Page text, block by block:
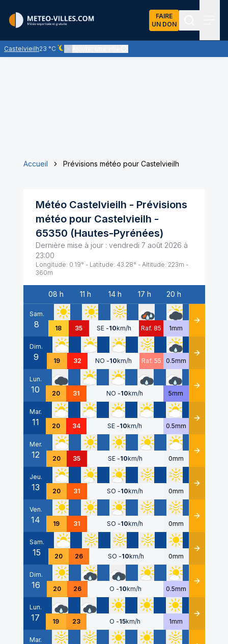
FAIRE
UN DON
Castelvieilh23 °C
Ciel dégagé - quasiment pas de nuages
Accueil Prévisions météo pour Castelvieilh
Météo Castelvieilh - Prévisions
météo pour Castelvieilh -
65350 (Hautes-Pyrénées)
Dernière mise à jour : vendredi 7 août 2026 à
23:00
Longitude: 0.19° - Latitude: 43.28° - Altitude: 223m -
360m
Date
08 h 11 h 14 h 17 h 20 h
Sam.
8 18 35 SE -10km/h Raf. 85 1mm Détails
Dim.
9 19 32 NO -10km/h Raf. 55 0.5mm Détails
Lun.
10 20 31 NO -10km/h 5mm Détails
Mar.
11 20 34 SE -10km/h 0.5mm Détails
Mer.
12 20 35 SE -10km/h 0mm Détails
Jeu.
13 20 31 SO -10km/h 0mm Détails
Ven.
14 19 31 SO -10km/h 0mm Détails
Sam.
15 20 26 SO -10km/h 0mm Détails
Dim.
16 20 26 O -10km/h 0.5mm Détails
Lun.
17 19 23 O -15km/h 1mm Détails
Mar.